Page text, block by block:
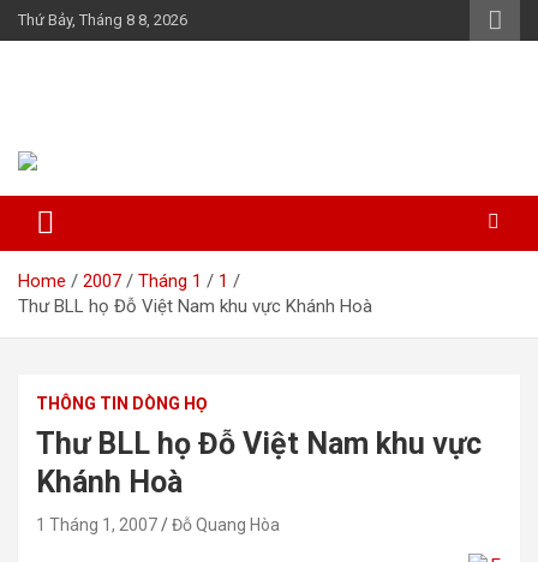
Skip
to
Thứ Bảy, Tháng 8 8, 2026
Home 2007 Tháng 1
1
Thư BLL họ Đỗ Việt Nam khu vực Khánh Hoà
THÔNG TIN DÒNG HỌ
Thư BLL họ Đỗ Việt Nam khu vực
Khánh Hoà
1 Tháng 1, 2007 Đỗ Quang Hòa